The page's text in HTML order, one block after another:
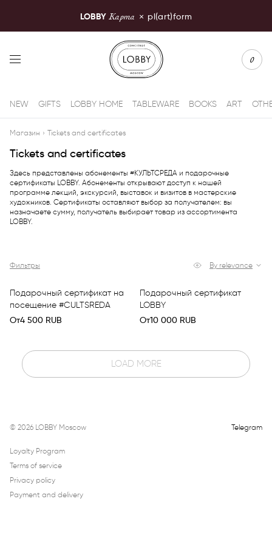
LOBBY Карта × pl(art)form
LOBBY Moscow
0
NEW GIFTS LOBBY HOME TABLEWARE BOOKS ART
Магазин › Tickets and certificates
Tickets and certificates
Здесь представлены абонементы #КУЛЬТСРЕДА и подарочные
сертификаты LOBBY. Абонементы открывают доступ к нашей
программе лекций, экскурсий, выставок и визитов в мастерские
художников. Сертификаты оставляют выбор за получателем: вы
назначаете сумму, получатель выбирает товар из ассортимента
LOBBY.
Фильтры By relevance
Подарочный сертификат на
посещение #CULTSREDA
От4 500 RUB
Подарочный сертификат
LOBBY
От10 000 RUB
LOAD MORE
© 2026 LOBBY Moscow Telegram
Loyalty Program
Terms of service
Privacy policy
Payment and delivery